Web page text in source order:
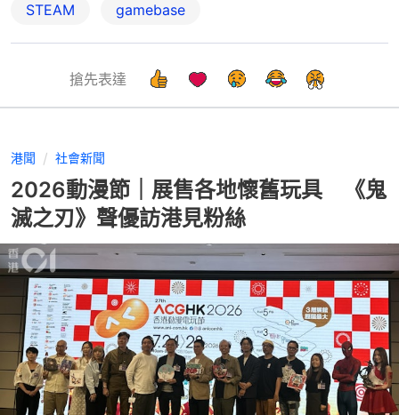
STEAM gamebase
搶先表達
港聞 社會新聞
2026動漫節｜展售各地懷舊玩具 《鬼
滅之刃》聲優訪港見粉絲